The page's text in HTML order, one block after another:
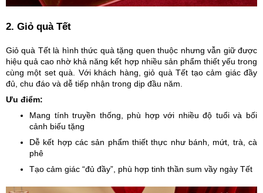
2. Giỏ quà Tết
Giỏ quà Tết là hình thức quà tặng quen thuộc nhưng vẫn giữ được
hiệu quả cao nhờ khả năng kết hợp nhiều sản phẩm thiết yếu trong
cùng một set quà. Với khách hàng, giỏ quà Tết tạo cảm giác đầy
đủ, chu đáo và dễ tiếp nhận trong dịp đầu năm.
Ưu điểm:
Mang tính truyền thống, phù hợp với nhiều độ tuổi và bối
cảnh biếu tặng
Dễ kết hợp các sản phẩm thiết thực như bánh, mứt, trà, cà
phê
Tạo cảm giác “đủ đầy”, phù hợp tinh thần sum vầy ngày Tết